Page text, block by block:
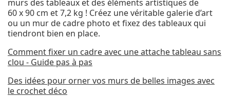
murs des tableaux et des éléments artistiques de
60 x 90 cm et 7,2 kg ! Créez une véritable galerie d’art
ou un mur de cadre photo et fixez des tableaux qui
tiendront bien en place.
Comment fixer un cadre avec une attache tableau sans
clou - Guide pas à pas
Des idées pour orner vos murs de belles images avec
le crochet déco